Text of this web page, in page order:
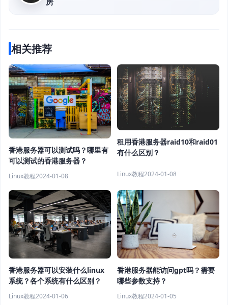
相关推荐
香港服务器可以测试吗？哪里有
可以测试的香港服务器？
Linux教程2024-01-08
租用香港服务器raid10和raid01
有什么区别？
Linux教程2024-01-08
香港服务器可以安装什么linux
系统？各个系统有什么区别？
Linux教程2024-01-06
香港服务器能访问gpt吗？需要
哪些参数支持？
Linux教程2024-01-05